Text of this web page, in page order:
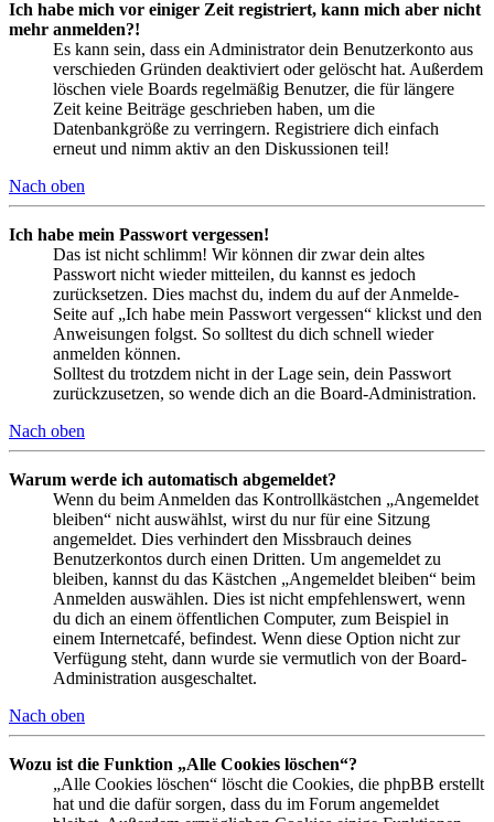
Ich habe mich vor einiger Zeit registriert, kann mich aber nicht
mehr anmelden?!
Es kann sein, dass ein Administrator dein Benutzerkonto aus
verschieden Gründen deaktiviert oder gelöscht hat. Außerdem
löschen viele Boards regelmäßig Benutzer, die für längere
Zeit keine Beiträge geschrieben haben, um die
Datenbankgröße zu verringern. Registriere dich einfach
erneut und nimm aktiv an den Diskussionen teil!
Nach oben
Ich habe mein Passwort vergessen!
Das ist nicht schlimm! Wir können dir zwar dein altes
Passwort nicht wieder mitteilen, du kannst es jedoch
zurücksetzen. Dies machst du, indem du auf der Anmelde-
Seite auf „Ich habe mein Passwort vergessen“ klickst und den
Anweisungen folgst. So solltest du dich schnell wieder
anmelden können.
Solltest du trotzdem nicht in der Lage sein, dein Passwort
zurückzusetzen, so wende dich an die Board-Administration.
Nach oben
Warum werde ich automatisch abgemeldet?
Wenn du beim Anmelden das Kontrollkästchen „Angemeldet
bleiben“ nicht auswählst, wirst du nur für eine Sitzung
angemeldet. Dies verhindert den Missbrauch deines
Benutzerkontos durch einen Dritten. Um angemeldet zu
bleiben, kannst du das Kästchen „Angemeldet bleiben“ beim
Anmelden auswählen. Dies ist nicht empfehlenswert, wenn
du dich an einem öffentlichen Computer, zum Beispiel in
einem Internetcafé, befindest. Wenn diese Option nicht zur
Verfügung steht, dann wurde sie vermutlich von der Board-
Administration ausgeschaltet.
Nach oben
Wozu ist die Funktion „Alle Cookies löschen“?
„Alle Cookies löschen“ löscht die Cookies, die phpBB erstellt
hat und die dafür sorgen, dass du im Forum angemeldet